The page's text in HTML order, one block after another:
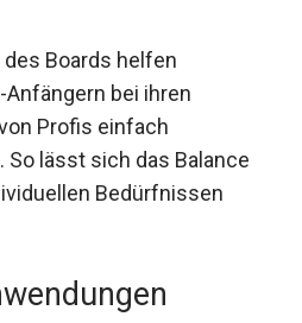
Oberfläche sorgt
guten Halt hast.
des Boards helfen
bei ihren
Profis einfach
lässt sich das Balance
Bedürfnissen